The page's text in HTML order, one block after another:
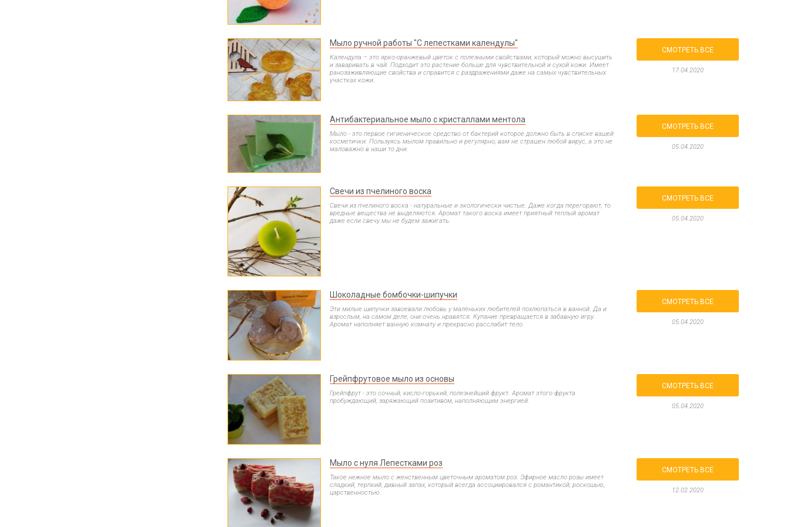
Мыло ручной работы "С лепестками календулы"
Календула – это ярко-оранжевый цветок с полезными свойствами, который можно высушить
и заваривать в чай. Подходит это растение больше для чувствительной и сухой кожи. Имеет
ранозаживляющие свойства и справится с раздражениями даже на самых чувствительных
участках кожи.
СМОТРЕТЬ ВСЕ
17.04.2020
Антибактериальное мыло с кристаллами ментола
Мыло - это первое гигиеническое средство от бактерий которое должно быть в списке вашей
косметички. Пользуясь мылом правильно и регулярно, вам не страшен любой вирус, а это не
маловажно в наши то дни.
СМОТРЕТЬ ВСЕ
05.04.2020
Свечи из пчелиного воска
Свечи из пчелиного воска - натуральные и экологически чистые. Даже когда перегорают, то
вредные вещества не выделяются. Аромат такого воска имеет приятный теплый аромат
даже если свечу мы не будем зажигать.
СМОТРЕТЬ ВСЕ
05.04.2020
Шоколадные бомбочки-шипучки
Эти милые шипучки завоевали любовь у маленьких любителей похлюпаться в ванной. Да и
взрослым, на самом деле, они очень нравятся. Купание превращается в забавную игру.
Аромат наполняет ванную комнату и прекрасно расслабит тело.
СМОТРЕТЬ ВСЕ
05.04.2020
Грейпфрутовое мыло из основы
Грейпфрут - это сочный, кисло-горький, полезнейший фрукт. Аромат этого фрукта
пробуждающий, заряжающий позитивом, наполняющим энергией.
СМОТРЕТЬ ВСЕ
05.04.2020
Мыло с нуля Лепестками роз
Такое нежное мыло с женственным цветочным ароматом роз. Эфирное масло розы имеет
сладкий, терпкий, дивный запах, который всегда ассоциировался с романтикой, роскошью,
царственностью.
СМОТРЕТЬ ВСЕ
12.02.2020